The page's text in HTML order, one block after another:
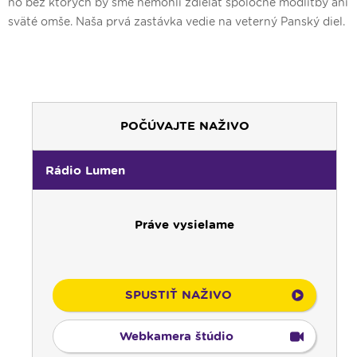
sväté omše. Naša prvá zastávka vedie na veterný Panský diel.
POČÚVAJTE NAŽIVO
Rádio Lumen
Práve vysielame
SPUSTIŤ NAŽIVO
Webkamera štúdio
Svetlo nádeje - repríza
04:25
Čítanie na pokračovanie - repríza
04:50 Deň s modlitbou
05:00
Rádio Vatikán - CZ
05:15
Rádio Vatikán - SK (repríza)